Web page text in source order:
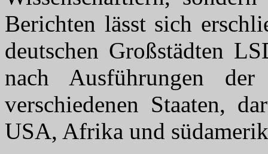
Berichten lässt sich
deutschen Großstädten
nach Ausführungen
verschiedenen Staaten,
USA, Afrika und